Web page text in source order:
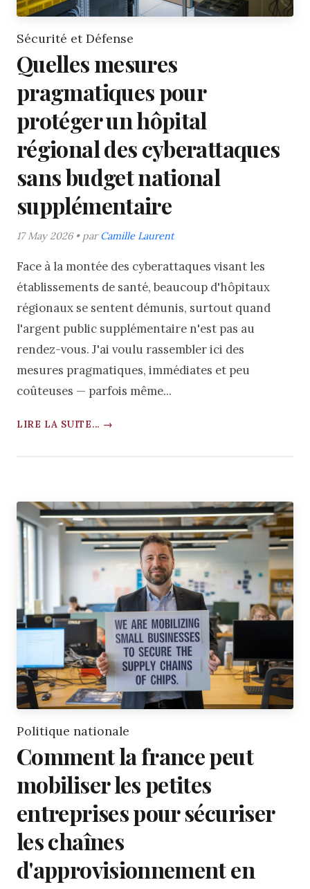
Sécurité et Défense
Quelles mesures
pragmatiques pour
protéger un hôpital
régional des cyberattaques
sans budget national
supplémentaire
17 May 2026 • parCamille Laurent
Face à la montée des cyberattaques visant les
établissements de santé, beaucoup d'hôpitaux
régionaux se sentent démunis, surtout quand
l'argent public supplémentaire n'est pas au
rendez-vous. J'ai voulu rassembler ici des
mesures pragmatiques, immédiates et peu
coûteuses — parfois même...
LIRE LA SUITE... →
Politique nationale
Comment la france peut
mobiliser les petites
entreprises pour sécuriser
les chaînes
d'approvisionnement en